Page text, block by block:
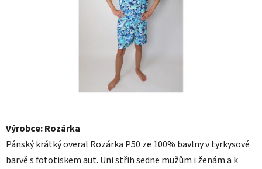
Výrobce: Rozárka
Pánský krátký overal Rozárka P50 ze 100% bavlny v tyrkysové
barvě s fototiskem aut. Uni střih sedne mužům i ženám a k